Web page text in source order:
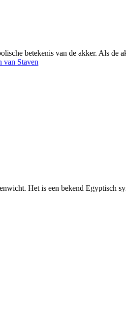
betekenis van de akker. Als
van Staven
Het is een bekend